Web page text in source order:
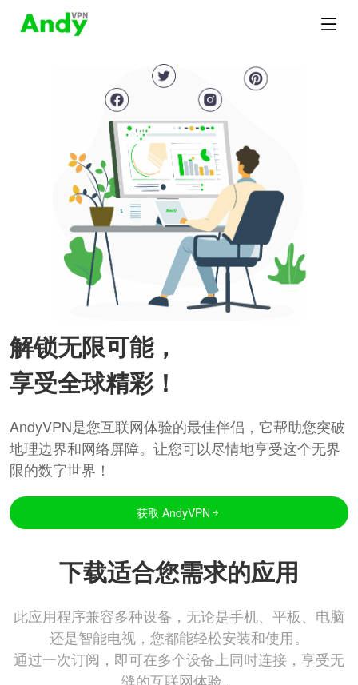
解锁无限可能，
享受全球精彩！
AndyVPN是您互联网体验的最佳伴侣，它帮助您突破
地理边界和网络屏障。让您可以尽情地享受这个无界
限的数字世界！
获取 AndyVPN
下载适合您需求的应用
此应用程序兼容多种设备，无论是手机、平板、电脑
还是智能电视，您都能轻松安装和使用。
通过一次订阅，即可在多个设备上同时连接，享受无
缝的互联网体验。